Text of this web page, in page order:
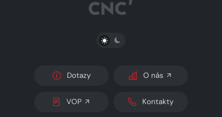
PŘEPNOUT SVĚTLÝ/TMAVÝ REŽIM
Dotazy O nás
VOP Kontakty